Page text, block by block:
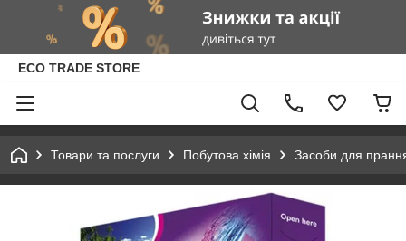
ECO TRADE STORE
Товари та послуги Побутова хімія Засоби для